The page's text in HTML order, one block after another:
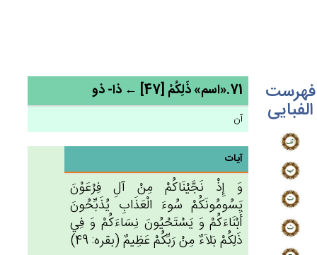
فهرست
الفبایی
71.«اسم» ذَلِکُمْ [47] ← ذا- ذو
آن
آیات
وَ إِذْ نَجَّيْنَاكُم‌ْ مِن‌ْ آل‌ِ فِرْعَوْن‌َ
يَسُومُونَكُم‌ْ سُوءَ الْعَذَاب‌ِ يُذَبِّحُون‌َ
أَبْنَاءَكُم‌ْ وَ يَسْتَحْيُون‌َ نِسَاءَكُم‌ْ وَ فِي‌
ذَلِكُم‌ْ بَلاَءٌ مِن‌ْ رَبِّكُم‌ْ عَظِيم‌ٌ (بقره: 49)